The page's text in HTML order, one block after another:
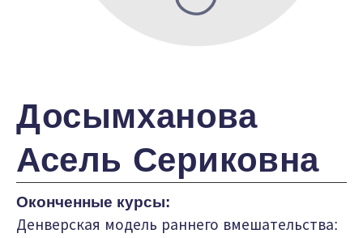
Досымханова
Асель Сериковна
Оконченные курсы:
Денверская модель раннего вмешательства: